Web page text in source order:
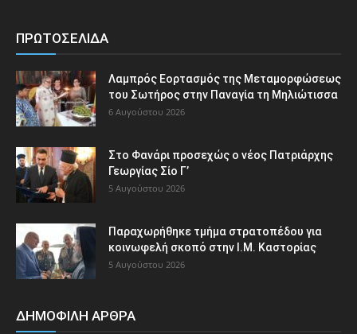
ΠΡΩΤΟΣΕΛΙΔΑ
Λαμπρός Εορτασμός της Μεταμορφώσεως
του Σωτήρος στην Παναγία τη Μηλιώτισσα
6 Αυγούστου 2026
Στο Φανάρι προσεχώς ο νέος Πατριάρχης
Γεωργίας Σίο Γ’
5 Αυγούστου 2026
Παραχωρήθηκε τμήμα στρατοπέδου για
κοινωφελή σκοπό στην Ι.Μ. Καστορίας
5 Αυγούστου 2026
ΔΗΜΟΦΙΛΗ ΑΡΘΡΑ